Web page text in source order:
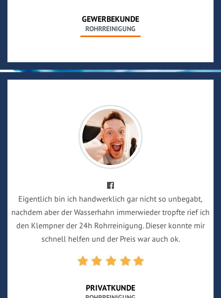
GEWERBEKUNDE
ROHRREINIGUNG
Eigentlich bin ich handwerklich gar nicht so unbegabt,
nachdem aber der Wasserhahn immerwieder tropfte rief ich
den Klempner der 24h Rohrreinigung. Dieser konnte mir
schnell helfen und der Preis war auch ok.
PRIVATKUNDE